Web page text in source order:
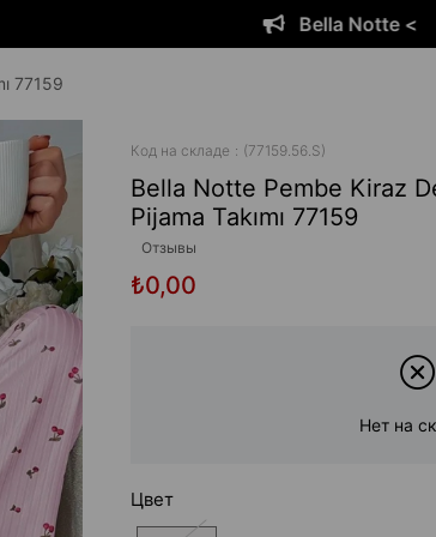
77159
Код на складе (77159.56.S)
Bella Notte Pembe Kiraz
Pijama Takımı 77159
Отзывы
₺0,00
Нет на
Цвет